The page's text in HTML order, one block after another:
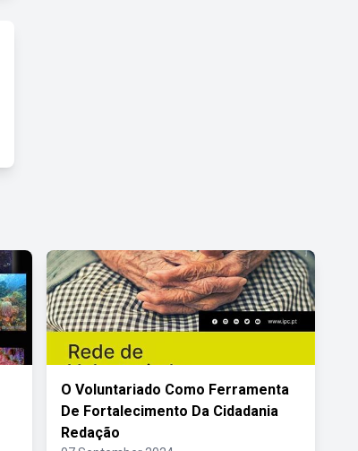
O Voluntariado Como Ferramenta
De Fortalecimento Da Cidadania
Redação